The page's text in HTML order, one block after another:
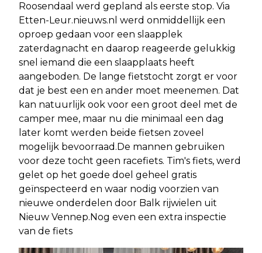
Roosendaal werd gepland als eerste stop. Via
Etten-Leur.nieuws.nl werd onmiddellijk een
oproep gedaan voor een slaapplek
zaterdagnacht en daarop reageerde gelukkig
snel iemand die een slaapplaats heeft
aangeboden. De lange fietstocht zorgt er voor
dat je best een en ander moet meenemen. Dat
kan natuurlijk ook voor een groot deel met de
camper mee, maar nu die minimaal een dag
later komt werden beide fietsen zoveel
mogelijk bevoorraad.De mannen gebruiken
voor deze tocht geen racefiets. Tim's fiets, werd
gelet op het goede doel geheel gratis
geïnspecteerd en waar nodig voorzien van
nieuwe onderdelen door Balk rijwielen uit
Nieuw Vennep.Nog even een extra inspectie
van de fiets